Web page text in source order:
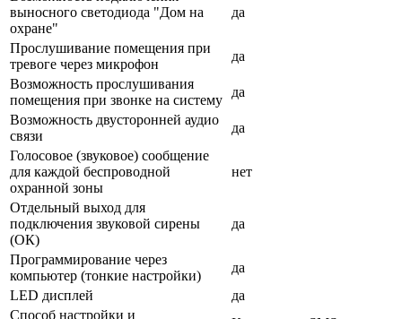
выносного светодиода "Дом на
охране"
да
Прослушивание помещения при
тревоге через микрофон
да
Возможность прослушивания
помещения при звонке на систему
да
Возможность двусторонней аудио
связи
да
Голосовое (звуковое) сообщение
для каждой беспроводной
охранной зоны
нет
Отдельный выход для
подключения звуковой сирены
(ОК)
да
Программирование через
компьютер (тонкие настройки)
да
LED дисплей
да
Способ настройки и